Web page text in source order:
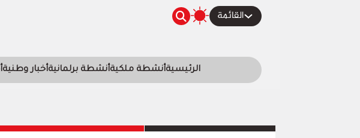
القائمة
الرئيسيةأنشطة ملكيةأنشطة برلمانيةأخبار وطنية